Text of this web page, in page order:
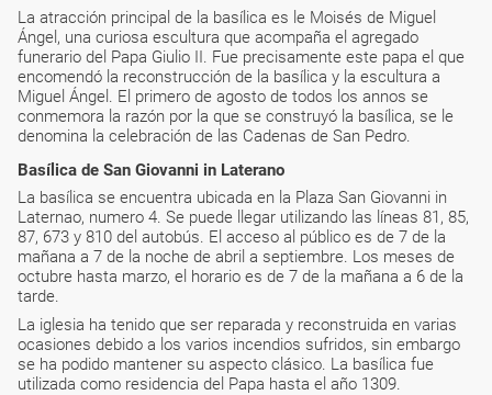
La atracción principal de la basílica es le Moisés de Miguel
Ángel, una curiosa escultura que acompaña el agregado
funerario del Papa Giulio II. Fue precisamente este papa el que
encomendó la reconstrucción de la basílica y la escultura a
Miguel Ángel. El primero de agosto de todos los annos se
conmemora la razón por la que se construyó la basílica, se le
denomina la celebración de las Cadenas de San Pedro.
Basílica de San Giovanni in Laterano
La basílica se encuentra ubicada en la Plaza San Giovanni in
Laternao, numero 4. Se puede llegar utilizando las líneas 81, 85,
87, 673 y 810 del autobús. El acceso al público es de 7 de la
mañana a 7 de la noche de abril a septiembre. Los meses de
octubre hasta marzo, el horario es de 7 de la mañana a 6 de la
tarde.
La iglesia ha tenido que ser reparada y reconstruida en varias
ocasiones debido a los varios incendios sufridos, sin embargo
se ha podido mantener su aspecto clásico. La basílica fue
utilizada como residencia del Papa hasta el año 1309.